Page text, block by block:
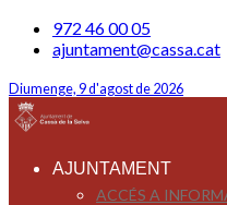
972 46 00 05
ajuntament@cassa.cat
Diumenge, 9 d'agost de 2026
AJUNTAMENT
ACCÉS A